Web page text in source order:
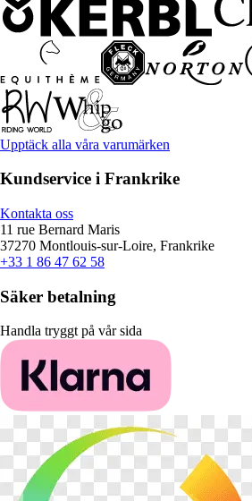
Upptäck alla våra varumärken
Kundservice i Frankrike
Kontakta oss
11 rue Bernard Maris
37270 Montlouis-sur-Loire, Frankrike
+33 1 86 47 62 58
Säker betalning
Handla tryggt på vår sida